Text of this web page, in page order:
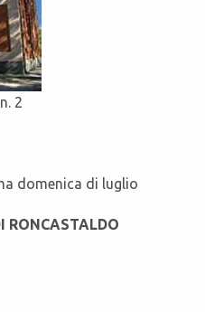
2
domenica di luglio
RONCASTALDO